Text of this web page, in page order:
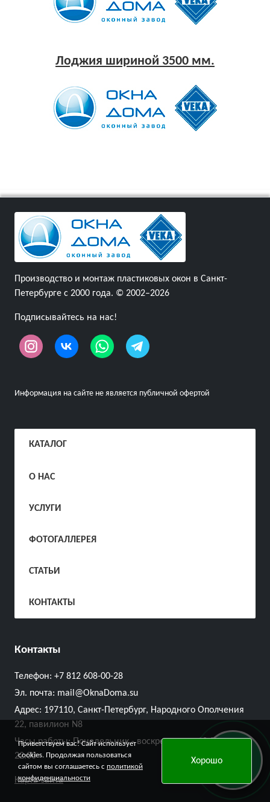
Лоджия шириной 3500 мм.
Производство и монтаж пластиковых окон в Санкт-
Петербурге с 2000 года. © 2002–2026
Подписывайтесь на нас!
Информация на сайте не является публичной офертой
КАТАЛОГ
О НАС
УСЛУГИ
ФОТОГАЛЛЕРЕЯ
СТАТЬИ
КОНТАКТЫ
Контакты
Телефон: +7 812 608-00-28
Эл. почта: mail@OknaDoma.su
Адрес: 197110, Санкт-Петербург, Народного Ополчения
22, павилион N8
Часы работы: Понедельник - воскресенье с 10:00 до
22:00
Карта сайта
Приветствуем вас! Сайт использует
cookies. Продолжая пользоваться
сайтом вы соглашаетесь с политикой
конфиденциальности
Хорошо